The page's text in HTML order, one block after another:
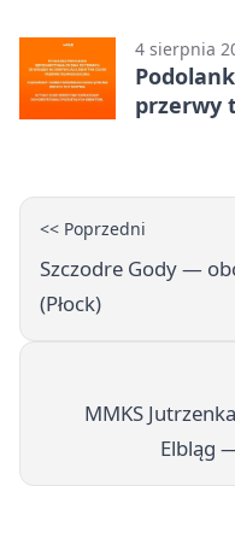
4 sierpnia
przerwy
<< Poprzedni
Szczodre Gody —
(Płock)
MMKS
Elbląg